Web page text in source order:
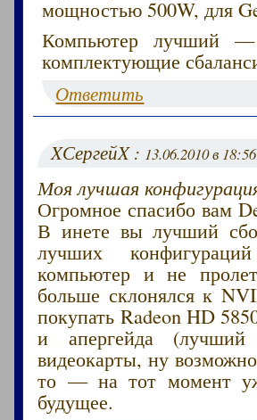
мощностью 500W, для
Компьютер лучший —
комплектующие
Ответить
XСергейX : 13.06.2010 в 18:56
Моя лучшая
Огромное спасибо вам
В инете вы лучший
лучших
компьютер и не
больше склонялся к
покупать Radeon HD
и апергейда
видеокарты, ну
то — на тот момент
будущее.